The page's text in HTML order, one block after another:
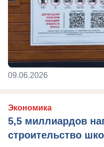
09.06.2026
Экономика
5,5 миллиардов
строительство